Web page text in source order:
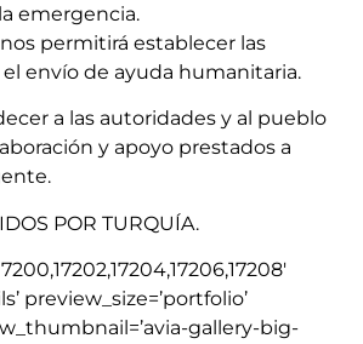
emergencia.
permitirá establecer las
envío de ayuda humanitaria.
a las autoridades y al pueblo
y apoyo prestados a
POR TURQUÍA.
preview_size=’portfolio’
gallery-big-